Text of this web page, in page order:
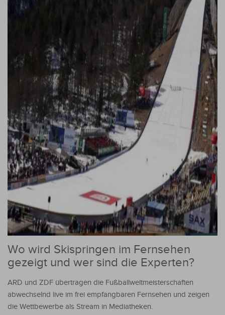
Wo wird Skispringen im Fernsehen
gezeigt und wer sind die Experten?
ARD und ZDF übertragen die Fußballweltmeisterschaften
abwechselnd live im frei empfangbaren Fernsehen und zeigen
die Wettbewerbe als Stream in Mediatheken.